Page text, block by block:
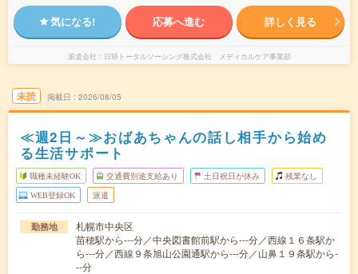
気になる! 応募へ進む 詳しく見る
派遣会社 日研トータルソーシング株式会社 メディカルケア事業部
未読 掲載日 2026/08/05
≪週2日～≫おばあちゃんの話し相手から始め
る生活サポート
職種未経験OK 交通費別途支給あり 土日祝日が休み 残業なし
WEB登録OK 派遣
勤務地
札幌市中央区
苗穂駅から---分／中央図書館前駅から---分／西線１６条駅か
ら---分／西線９条旭山公園通駅から---分／山鼻１９条駅から-
--分